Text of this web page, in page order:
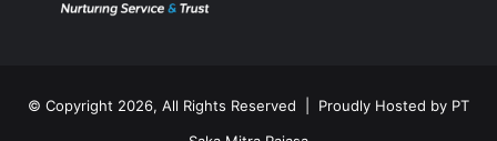
© Copyright 2026, All Rights Reserved | Proudly Hosted by PT